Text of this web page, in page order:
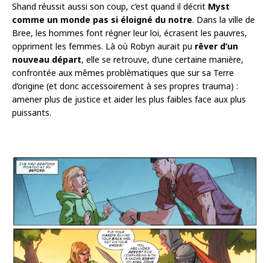
Shand réussit aussi son coup, c’est quand il décrit Myst
comme un monde pas si éloigné du notre. Dans la ville de
Bree, les hommes font régner leur loi, écrasent les pauvres,
oppriment les femmes. Là où Robyn aurait pu rêver d’un
nouveau départ, elle se retrouve, d’une certaine manière,
confrontée aux mêmes problèmatiques que sur sa Terre
d’origine (et donc accessoirement à ses propres trauma) :
amener plus de justice et aider les plus faibles face aux plus
puissants.